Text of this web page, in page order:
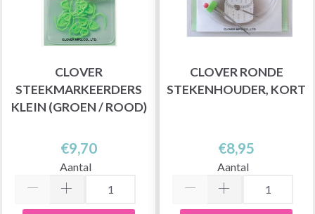
CLOVER
STEEKMARKEERDERS
KLEIN (GROEN / ROOD)
€9,70
Aantal
CLOVER RONDE
STEKENHOUDER, KORT
€8,95
Aantal